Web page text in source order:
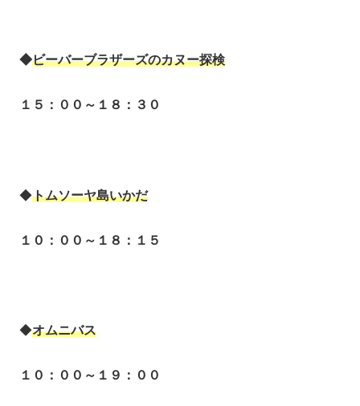
◆ビーバーブラザーズのカヌー探検
１５：００～１８：３０
◆トムソーヤ島いかだ
１０：００～１８：１５
◆オムニバス
１０：００～１９：００